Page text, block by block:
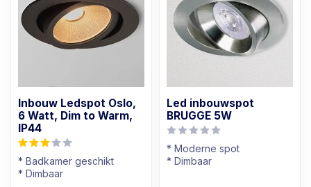
Inbouw Ledspot Oslo,
6 Watt, Dim to Warm,
IP44
* Badkamer geschikt
* Dimbaar
Led inbouwspot
BRUGGE 5W
* Moderne spot
* Dimbaar